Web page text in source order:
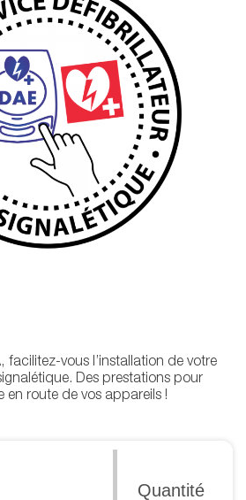
Quantité
facilitez-vous l’installation de votre
Des prestations pour
en route de vos appareils !